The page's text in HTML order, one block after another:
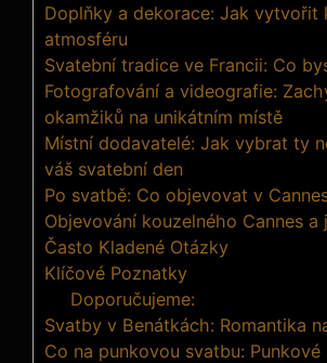
Doplňky a dekorace: Jak vytvořit
atmosféru
Svatební tradice ve Francii: Co
Fotografování a videografie:
okamžiků na unikátním místě
Místní dodavatelé: Jak vybrat ty
váš svatební den
Po svatbě: Co objevovat v
Objevování kouzelného Cannes
Často Kladené Otázky
Klíčové Poznatky
Doporučujeme:
Svatby v Benátkách: Romantika
Co na punkovou svatbu: Punkové